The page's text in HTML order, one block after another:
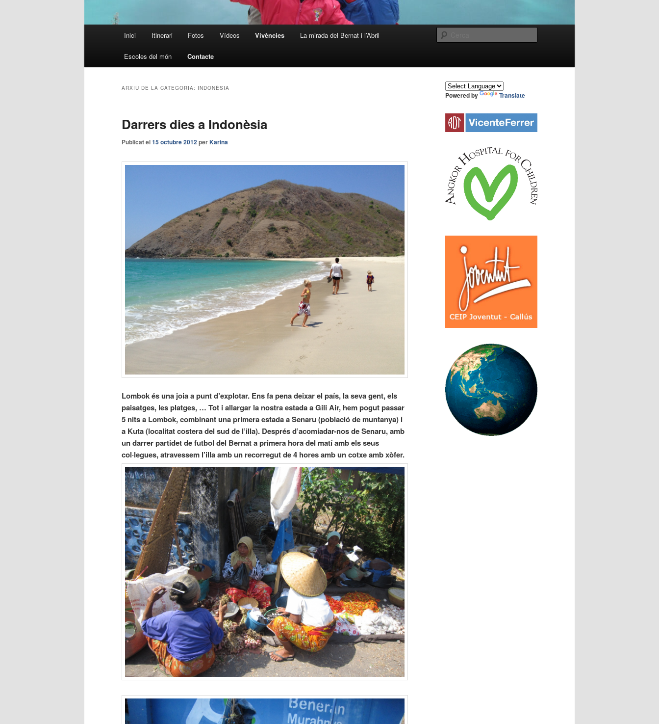
Inici Itinerari Fotos Vídeos Vivències La mirada del Bernat i l’Abril
Escoles del món Contacte
ARXIU DE LA CATEGORIA: INDONÈSIA
Darrers dies a Indonèsia
Publicat el15 octubre 2012perKarina
Lombok és una joia a punt d’explotar. Ens fa pena deixar el país, la seva gent, els
paisatges, les platges, … Tot i allargar la nostra estada a Gili Air, hem pogut passar
5 nits a Lombok, combinant una primera estada a Senaru (població de muntanya) i
a Kuta (localitat costera del sud de l’illa). Després d’acomiadar-nos de Senaru, amb
un darrer partidet de futbol del Bernat a primera hora del matí amb els seus
col·legues, atravessem l’illa amb un recorregut de 4 hores amb un cotxe amb xòfer.
Powered by Translate